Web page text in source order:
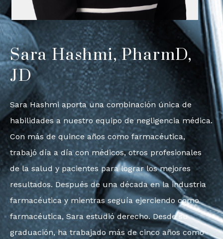
Sara Hashmi, PharmD,
JD
Sara Hashmi aporta una combinación única de
habilidades a nuestro equipo de negligencia médica.
Con más de quince años como farmacéutica,
trabajó día a día con médicos, otros profesionales
de la salud y pacientes para lograr los mejores
resultados. Después de una década en la industria
farmacéutica y mientras seguía ejerciendo como
farmacéutica, Sara estudió derecho. Desde su
graduación, ha trabajado más de cinco años como